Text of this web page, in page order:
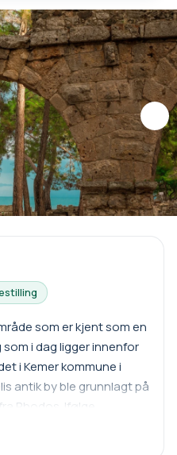
som er kjent som en
i dag ligger innenfor
i Kemer kommune i
antik by ble grunnlagt på
Rhodos. Ifølge
kolonistene på
eller tørket fisk